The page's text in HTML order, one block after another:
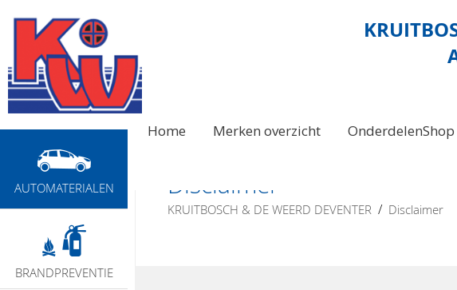
AUTOMATERIALEN
BRANDPREVENTIE
Home Merken overzicht OnderdelenShop
Disclaimer
KRUITBOSCH & DE WEERD DEVENTER / Disclaimer